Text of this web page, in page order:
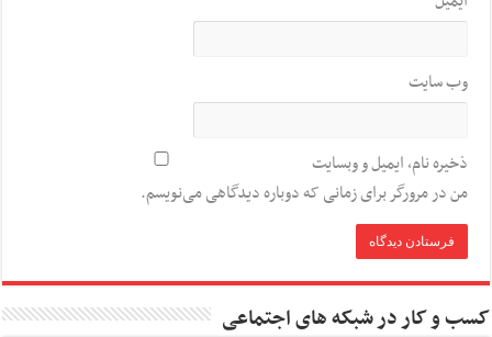
وب‌ سایت
ذخیره نام، ایمیل و وبسایت
من در مرورگر برای زمانی که دوباره دیدگاهی می‌نویسم.
کسب و کار در شبکه های اجتماعی